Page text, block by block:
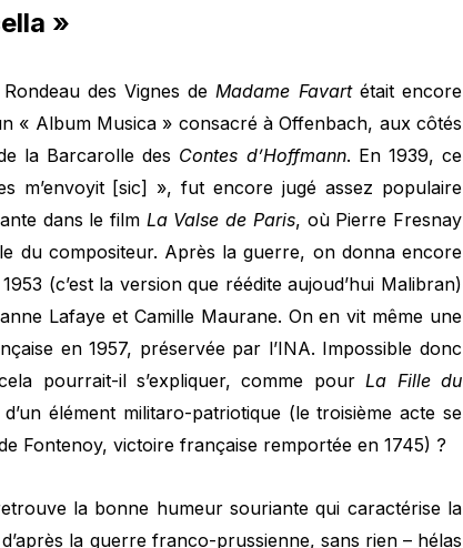
»
des Vignes deMadame Favartétait encore
« Album Musica » consacré à Offenbach, aux côtés
la Barcarolle des Contes d’Hoffmann. En 1939, ce
m’envoyit [sic] », fut encore jugé assez populaire
dans le film La Valse de Paris, où Pierre Fresnay
du compositeur. Après la guerre, on donna encore
(c’est la version que réédite aujoud’hui Malibran)
Lafaye et Camille Maurane. On en vit même une
en 1957, préservée par l’INA. Impossible donc
pourrait-il s’expliquer, comme pourLa Fille du
élément militaro-patriotique (le troisième acte se
Fontenoy, victoire française remportée en 1745) ?
la bonne humeur souriante qui caractérise la
la guerre franco-prussienne, sans rien – hélas